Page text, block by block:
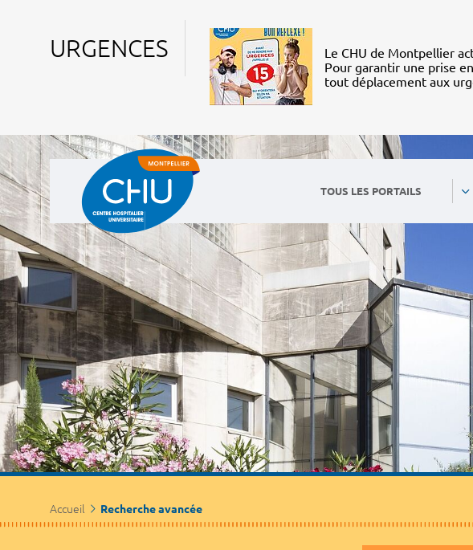
URGENCES
Le CHU de Montpellier
Pour garantir une prise
tout déplacement aux
TOUS LES PORTAILS
Accueil Recherche avancée